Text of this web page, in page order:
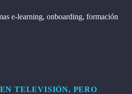
e-learning, onboarding, formación
TELEVISIÓN, PERO